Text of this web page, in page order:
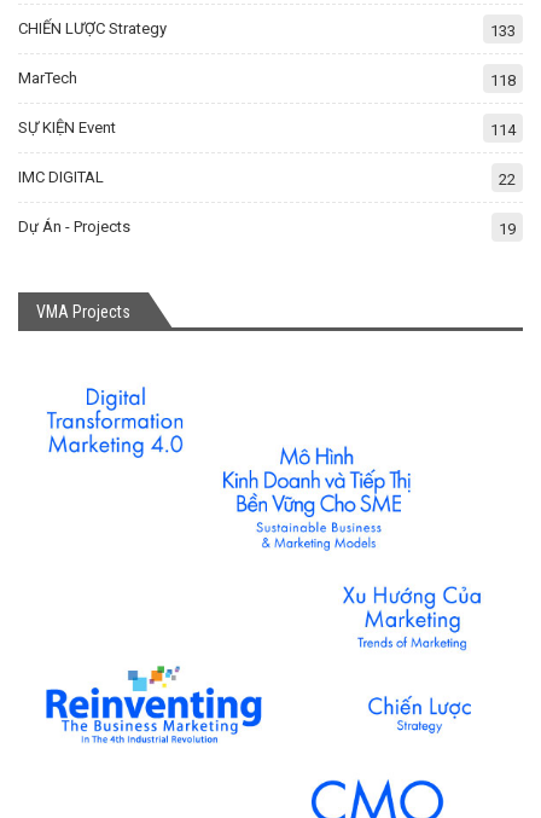
CHIẾN LƯỢC Strategy 133
MarTech 118
SỰ KIỆN Event 114
IMC DIGITAL 22
Dự Án - Projects 19
VMA Projects